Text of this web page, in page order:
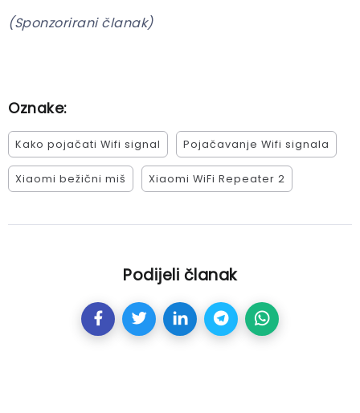
(Sponzorirani članak)
Oznake:
Kako pojačati Wifi signal Pojačavanje Wifi signala
Xiaomi bežični miš Xiaomi WiFi Repeater 2
Podijeli članak